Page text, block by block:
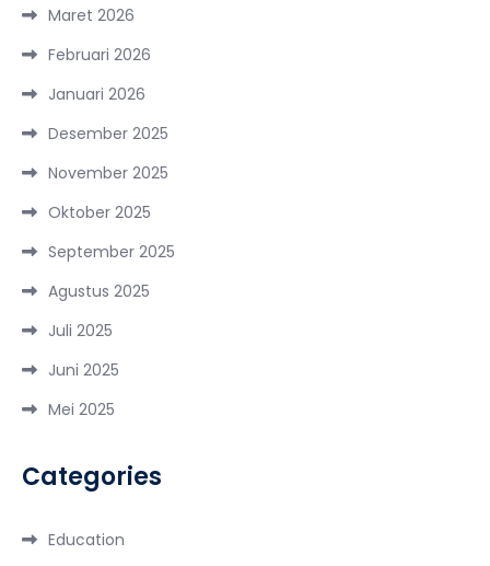
Maret 2026
Februari 2026
Januari 2026
Desember 2025
November 2025
Oktober 2025
September 2025
Agustus 2025
Juli 2025
Juni 2025
Mei 2025
Categories
Education